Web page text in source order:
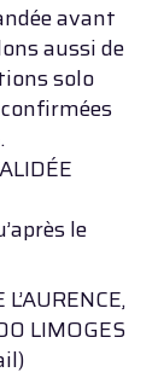
avant
aussi de
solo
le
LIMOGES